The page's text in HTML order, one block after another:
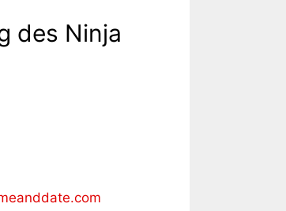
des Ninja